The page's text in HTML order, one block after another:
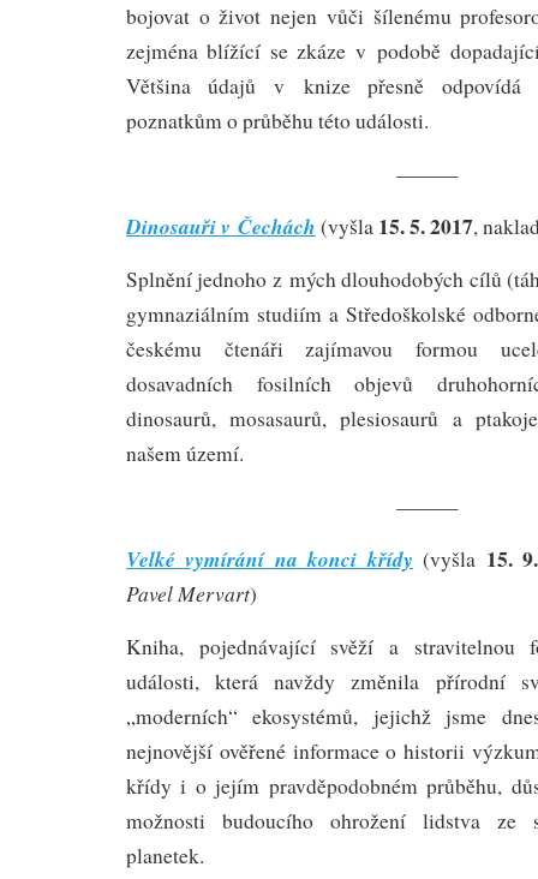
bojovat o život nejen vůči šílenému
zejména blížící se zkáze v podobě
Většina údajů v knize přesně odpovídá
poznatkům o průběhu této události.
———
Dinosauři v Čechách (vyšla 15. 5. 2017,
Splnění jednoho z mých dlouhodobých cílů
gymnaziálním studiím a Středoškolské
českému čtenáři zajímavou formou
dosavadních fosilních objevů
dinosaurů, mosasaurů, plesiosaurů a
našem území.
———
Velké vymírání na konci křídy (vyšla 15.
Pavel Mervart)
Kniha, pojednávající svěží a stravitelnou
události, která navždy změnila přírodní
„moderních“ ekosystémů, jejichž jsme
nejnovější ověřené informace o historii
křídy i o jejím pravděpodobném průběhu,
možnosti budoucího ohrožení lidstva ze
planetek.